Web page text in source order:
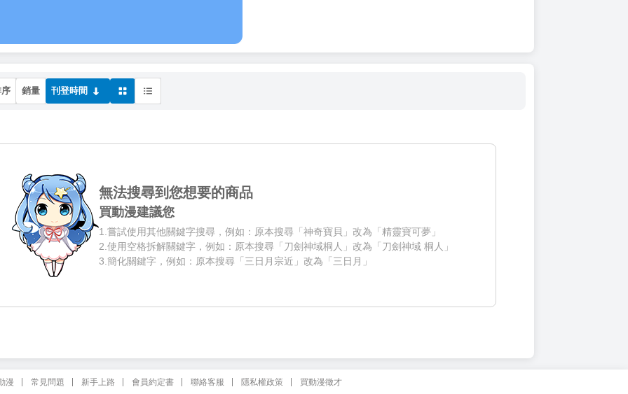
銷量 刊登時間
無法搜尋到您想要的商品
買動漫建議您
1.嘗試使用其他關鍵字搜尋，例如：原本搜尋「神奇寶貝」改為「精靈寶可夢」
2.使用空格拆解關鍵字，例如：原本搜尋「刀劍神域桐人」改為「刀劍神域 桐人」
3.簡化關鍵字，例如：原本搜尋「三日月宗近」改為「三日月」
漫 常見問題 新手上路 會員約定書 聯絡客服 隱私權政策 買動漫徵才